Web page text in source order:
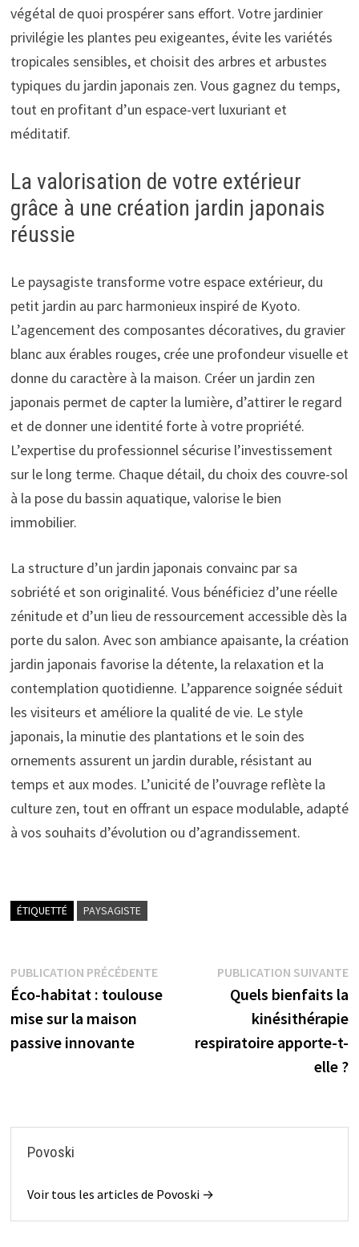
végétal de quoi prospérer sans effort. Votre jardinier
privilégie les plantes peu exigeantes, évite les variétés
tropicales sensibles, et choisit des arbres et arbustes
typiques du jardin japonais zen. Vous gagnez du temps,
tout en profitant d’un espace-vert luxuriant et
méditatif.
La valorisation de votre extérieur
grâce à une création jardin japonais
réussie
Le paysagiste transforme votre espace extérieur, du
petit jardin au parc harmonieux inspiré de Kyoto.
L’agencement des composantes décoratives, du gravier
blanc aux érables rouges, crée une profondeur visuelle et
donne du caractère à la maison. Créer un jardin zen
japonais permet de capter la lumière, d’attirer le regard
et de donner une identité forte à votre propriété.
L’expertise du professionnel sécurise l’investissement
sur le long terme. Chaque détail, du choix des couvre-sol
à la pose du bassin aquatique, valorise le bien
immobilier.
La structure d’un jardin japonais convainc par sa
sobriété et son originalité. Vous bénéficiez d’une réelle
zénitude et d’un lieu de ressourcement accessible dès la
porte du salon. Avec son ambiance apaisante, la création
jardin japonais favorise la détente, la relaxation et la
contemplation quotidienne. L’apparence soignée séduit
les visiteurs et améliore la qualité de vie. Le style
japonais, la minutie des plantations et le soin des
ornements assurent un jardin durable, résistant au
temps et aux modes. L’unicité de l’ouvrage reflète la
culture zen, tout en offrant un espace modulable, adapté
à vos souhaits d’évolution ou d’agrandissement.
ÉTIQUETTÉ PAYSAGISTE
Navigation
de
l’article
PUBLICATION PRÉCÉDENTEPublication
précédente :
Éco-habitat : toulouse
mise sur la maison
passive innovante
PUBLICATION SUIVANTE
Quels bienfaits la
kinésithérapie
respiratoire apporte-t-
elle ?
Povoski
Voir tous les articles de Povoski →